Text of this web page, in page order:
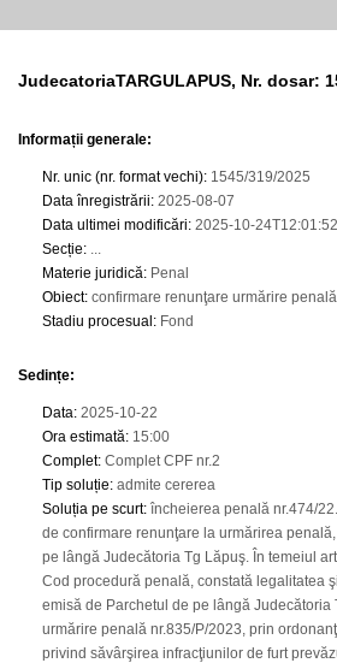
JudecatoriaTARGULAPUS, Nr. dosar:
Informații generale:
Nr. unic (nr. format vechi): 1545/319/2025
Data înregistrării: 2025-08-07
Data ultimei modificări: 2025-10-
Secție: ...
Materie juridică: Penal
Obiect: confirmare renunţare urmărire
Stadiu procesual : Fond
Sedințe:
Data: 2025-10-22
Ora estimată: 15:00
Complet: Complet CPF nr.2
Tip soluție: admite cererea
Soluția pe scurt: încheierea penală nr.474/
de confirmare renunţare la urmărirea
pe lângă Judecătoria Tg Lăpuş. În temeiul
Cod procedură penală, constată legalitatea
emisă de Parchetul de pe lângă Judecătoria
urmărire penală nr.835/P/2023, prin
privind săvârşirea infracţiunilor de furt